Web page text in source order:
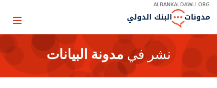
Skip
Main
ALBANKALDAWLI.ORG
Page
نشر في مدونة البيانات